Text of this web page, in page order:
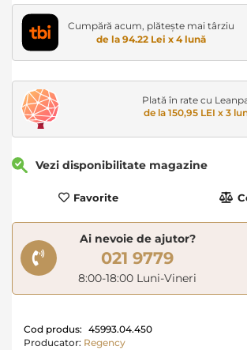
Cumpără acum, plătește mai târziu
de la 94.22 Lei x 4 lună
Plată în rate cu
de la 150,95 LEI x 3
Vezi disponibilitate magazine
Favorite
Ai nevoie de ajutor?
021 9779
8:00-18:00 Luni-Vineri
Cod produs: 45993.04.450
Producator: Regency